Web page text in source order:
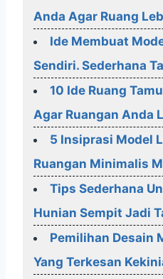
Anda Agar Ruang
Ide Membuat
Sendiri. Sederhana
10 Ide Ruang
Agar Ruangan Anda
5 Insiprasi Model
Ruangan Minimalis
Tips Sederhana
Hunian Sempit Jadi
Pemilihan Desain
Yang Terkesan